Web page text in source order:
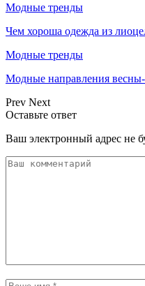
Модные тренды
Чем хороша одежда из
Модные тренды
Модные направления
Prev Next
Оставьте ответ
Ваш электронный адрес не